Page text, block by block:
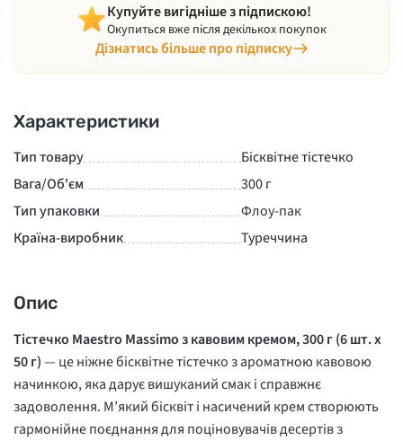
Купуйте вигідніше з підпискою!
Окупиться вже після декількох покупок
Дізнатись більше про підписку
Характеристики
Тип товару
Бісквітне тістечко
Вага/Об'єм
300 г
Тип упаковки
Флоу-пак
Країна-виробник
Туреччина
Опис
Тістечко Maestro Massimo з кавовим кремом, 300 г (6 шт. х
50 г)— це ніжне бісквітне тістечко з ароматною кавовою
начинкою, яка дарує вишуканий смак і справжнє
задоволення. М’який бісквіт і насичений крем створюють
гармонійне поєднання для поціновувачів десертів з